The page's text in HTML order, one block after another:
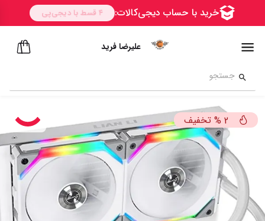
علیرضا فرید
2
% تخفیف